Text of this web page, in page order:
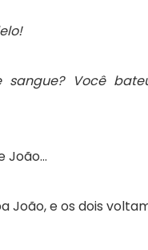
sangue? Você
João…
João, e os dois